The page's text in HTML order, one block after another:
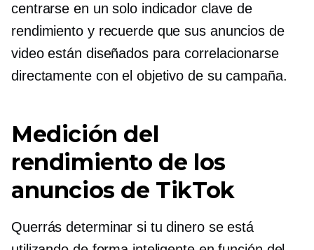
centrarse en un solo indicador clave de
rendimiento y recuerde que sus anuncios de
video están diseñados para correlacionarse
directamente con el objetivo de su campaña.
Medición del
rendimiento de los
anuncios de TikTok
Querrás determinar si tu dinero se está